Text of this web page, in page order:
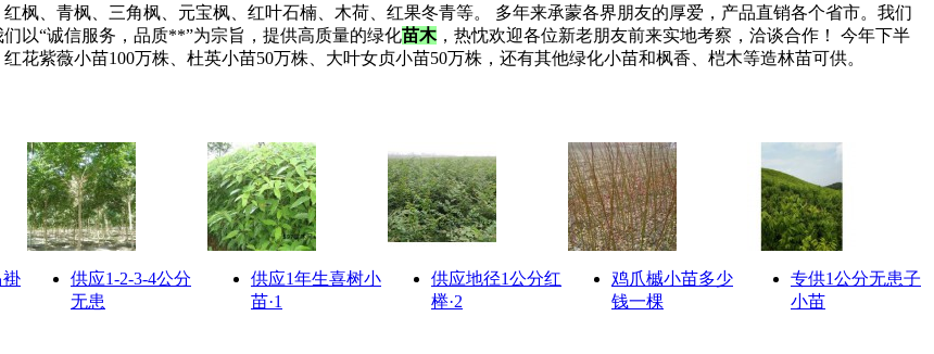
枫、青枫、三角枫、元宝枫、红叶石楠、木荷、红果冬青等。 多年来承蒙各界朋友的厚爱，产品直销各个省市。我们
以“诚信服务，品质**”为宗旨，提供高质量的绿化苗木，热忱欢迎各位新老朋友前来实地考察，洽谈合作！ 今年下半
花紫薇小苗100万株、杜英小苗50万株、大叶女贞小苗50万株，还有其他绿化小苗和枫香、桤木等造林苗可供。
褂
供应1-2-3-4公分
无患
供应1年生喜树小
苗·1
供应地径1公分红
榉·2
鸡爪槭小苗多少
钱一棵
专供1公分无患子
小苗